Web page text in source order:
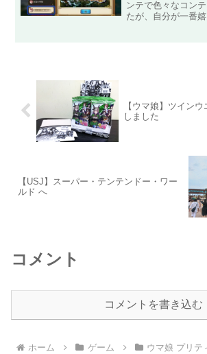
ンテで色々なコン
たが、自分が一番
【ウマ娘】ツイン
しました
【USJ】スーパー・テンテンドー・ワー
ルド へ
コメント
コメントを書き込む
ホーム ゲーム ウマ娘 プリテ